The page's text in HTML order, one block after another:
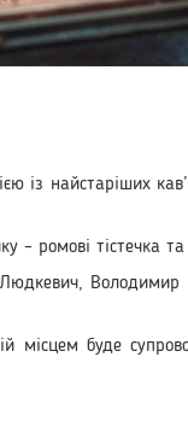
із найстаріших
ромові тістечка
місцем буде